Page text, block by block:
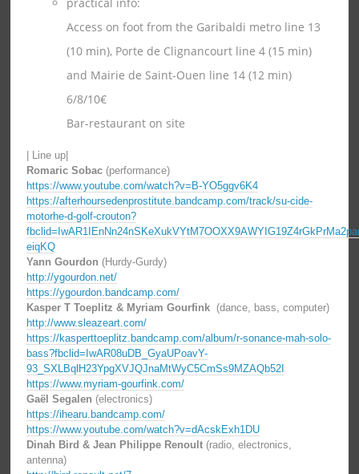
Access on foot from the Garibaldi metro line 13
(10 min), Porte de Clignancourt line 4 (15 min)
and Mairie de Saint-Ouen line 14 (12 min)
6/8/10€
Bar-restaurant on site
| Line up|
Romaric Sobac (performance)
https://www.youtube.com/watch?v=B-YO5ggv6K4
https://afterhoursedenprostitute.bandcamp.com/track/su-cide-
motorhe-d-golf-crouton?
eiqKQ
Yann Gourdon (Hurdy-Gurdy)
http://ygourdon.net/
https://ygourdon.bandcamp.com/
Kasper T Toeplitz & Myriam Gourfink (dance, bass, computer)
http://www.sleazeart.com/
https://kasperttoeplitz.bandcamp.com/album/r-sonance-mah-solo-
bass?fbclid=IwAR08uDB_GyaUPoavY-
93_SXLBqlH23YpgXVJQJnaMtWyC5CmSs9MZAQb52I
https://www.myriam-gourfink.com/
Gaël Segalen (electronics)
https://ihearu.bandcamp.com/
https://www.youtube.com/watch?v=dAcskExh1DU
Dinah Bird & Jean Philippe Renoult (radio, electronics,
antenna)